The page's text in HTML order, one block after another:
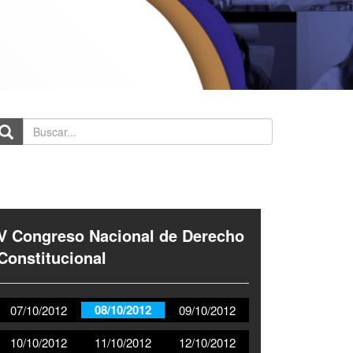
Congreso Nacional de Derecho
07/10/2012 08/10/2012
09/10/2012
10/10/2012
11/10/2012 12/10/2012